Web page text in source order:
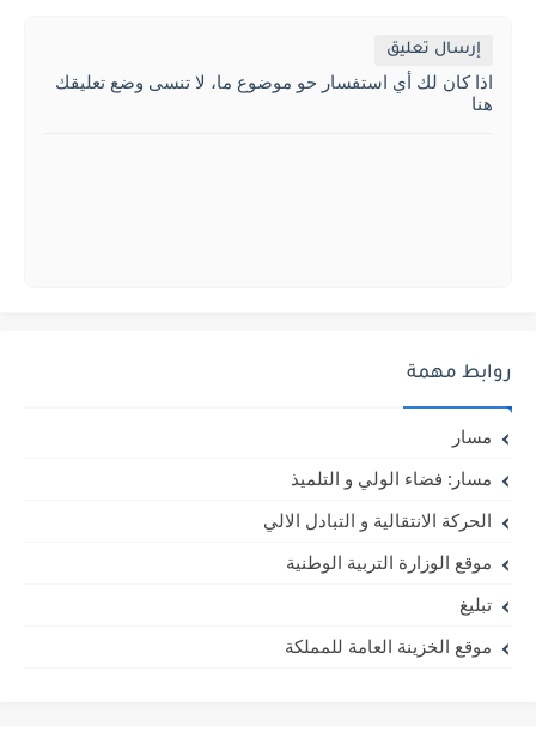
إرسال تعليق
اذا كان لك أي استفسار حو موضوع ما، لا تنسى وضع تعليقك
هنا
روابط مهمة
مسار
مسار: فضاء الولي و التلميذ
الحركة الانتقالية و التبادل الالي
موقع الوزارة التربية الوطنية
تبليغ
موقع الخزينة العامة للمملكة